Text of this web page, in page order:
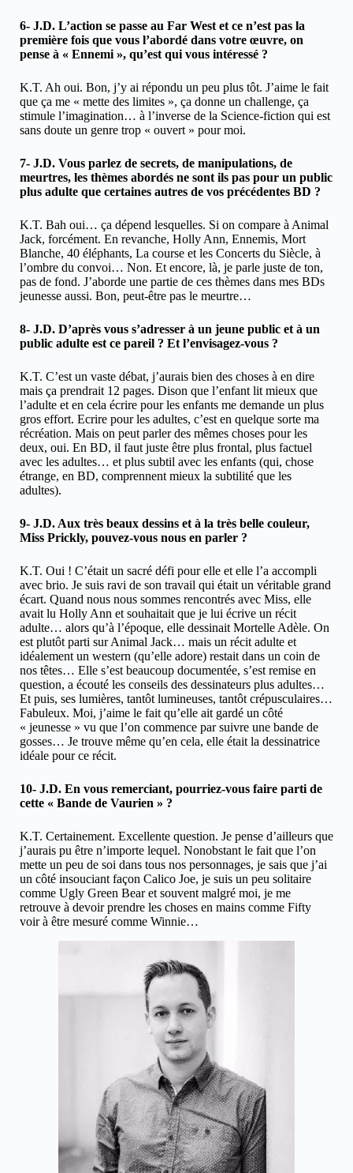
6- J.D. L’action se passe au Far West et ce n’est pas la
première fois que vous l’abordé dans votre œuvre, on
pense à « Ennemi », qu’est qui vous intéressé ?
K.T. Ah oui. Bon, j’y ai répondu un peu plus tôt. J’aime le fait
que ça me « mette des limites », ça donne un challenge, ça
stimule l’imagination… à l’inverse de la Science-fiction qui est
sans doute un genre trop « ouvert » pour moi.
7- J.D. Vous parlez de secrets, de manipulations, de
meurtres, les thèmes abordés ne sont ils pas pour un public
plus adulte que certaines autres de vos précédentes BD ?
K.T. Bah oui… ça dépend lesquelles. Si on compare à Animal
Jack, forcément. En revanche, Holly Ann, Ennemis, Mort
Blanche, 40 éléphants, La course et les Concerts du Siècle, à
l’ombre du convoi… Non. Et encore, là, je parle juste de ton,
pas de fond. J’aborde une partie de ces thèmes dans mes BDs
jeunesse aussi. Bon, peut-être pas le meurtre…
8- J.D. D’après vous s’adresser à un jeune public et à un
public adulte est ce pareil ? Et l’envisagez-vous ?
K.T. C’est un vaste débat, j’aurais bien des choses à en dire
mais ça prendrait 12 pages. Dison que l’enfant lit mieux que
l’adulte et en cela écrire pour les enfants me demande un plus
gros effort. Ecrire pour les adultes, c’est en quelque sorte ma
récréation. Mais on peut parler des mêmes choses pour les
deux, oui. En BD, il faut juste être plus frontal, plus factuel
avec les adultes… et plus subtil avec les enfants (qui, chose
étrange, en BD, comprennent mieux la subtilité que les
adultes).
9- J.D. Aux très beaux dessins et à la très belle couleur,
Miss Prickly, pouvez-vous nous en parler ?
K.T. Oui ! C’était un sacré défi pour elle et elle l’a accompli
avec brio. Je suis ravi de son travail qui était un véritable grand
écart. Quand nous nous sommes rencontrés avec Miss, elle
avait lu Holly Ann et souhaitait que je lui écrive un récit
adulte… alors qu’à l’époque, elle dessinait Mortelle Adèle. On
est plutôt parti sur Animal Jack… mais un récit adulte et
idéalement un western (qu’elle adore) restait dans un coin de
nos têtes… Elle s’est beaucoup documentée, s’est remise en
question, a écouté les conseils des dessinateurs plus adultes…
Et puis, ses lumières, tantôt lumineuses, tantôt crépusculaires…
Fabuleux. Moi, j’aime le fait qu’elle ait gardé un côté
« jeunesse » vu que l’on commence par suivre une bande de
gosses… Je trouve même qu’en cela, elle était la dessinatrice
idéale pour ce récit.
10- J.D. En vous remerciant, pourriez-vous faire parti de
cette « Bande de Vaurien » ?
K.T. Certainement. Excellente question. Je pense d’ailleurs que
j’aurais pu être n’importe lequel. Nonobstant le fait que l’on
mette un peu de soi dans tous nos personnages, je sais que j’ai
un côté insouciant façon Calico Joe, je suis un peu solitaire
comme Ugly Green Bear et souvent malgré moi, je me
retrouve à devoir prendre les choses en mains comme Fifty
voir à être mesuré comme Winnie…